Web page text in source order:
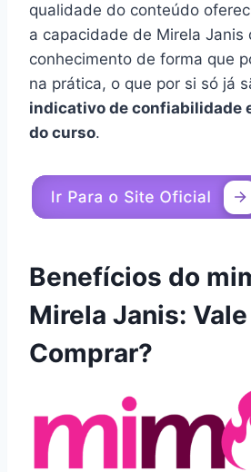
qualidade do conteúdo
a capacidade de Mirela Janis
conhecimento de forma que
na prática, o que por si só já
indicativo de confiabilidade
do curso.
Benefícios do
Mirela Janis: Vale
Comprar?